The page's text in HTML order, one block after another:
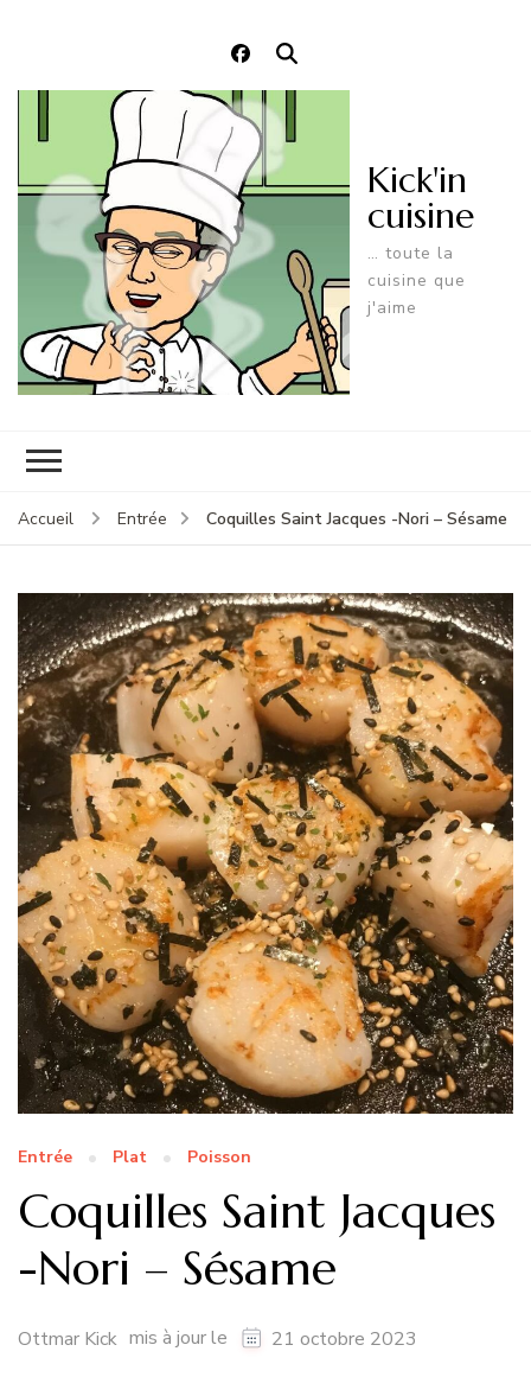
Kick'in
cuisine
… toute la
cuisine que
j'aime
Accueil Entrée Coquilles Saint Jacques -Nori – Sésame
Entrée Plat Poisson
Coquilles Saint Jacques
-Nori – Sésame
Ottmar Kick mis à jour le 21 octobre 2023